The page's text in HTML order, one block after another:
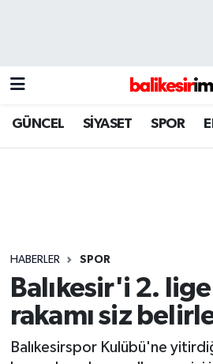
GÜNCEL SİYASET SPOR
HABERLER SPOR
Balıkesir'i 2. lige
rakamı siz
Balıkesirspor Kulübü'ne